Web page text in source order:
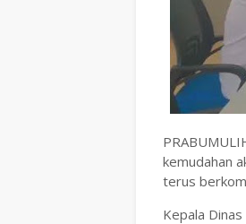
kemudahan
terus
Kepala